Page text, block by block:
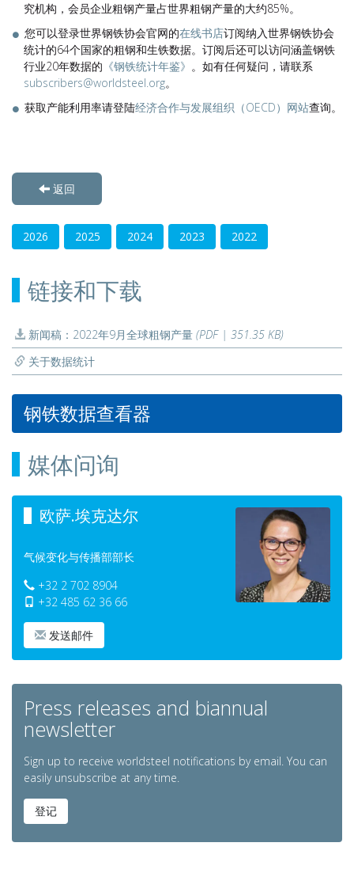
究机构，会员企业粗钢产量占世界粗钢产量的大约85%。
您可以登录世界钢铁协会官网的在线书店订阅纳入世界钢铁协会
统计的64个国家的粗钢和生铁数据。订阅后还可以访问涵盖钢铁
行业20年数据的 《钢铁统计年鉴》 。如有任何疑问，请联系
subscribers@worldsteel.org。
获取产能利用率请登陆经济合作与发展组织（OECD）网站查询。
返回
2026 2025 2024 2023 2022
链接和下载
新闻稿：2022年9月全球粗钢产量 (PDF | 351.35 KB)
关于数据统计
钢铁数据查看器
媒体问询
欧萨.埃克达尔
气候变化与传播部部长
+32 2 702 8904
+32 485 62 36 66
发送邮件
Press releases and biannual
newsletter
Sign up to receive worldsteel notifications by email. You can
easily unsubscribe at any time.
登记